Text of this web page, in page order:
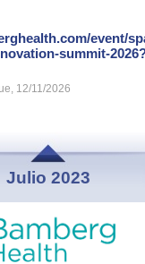
event/
summit-
12/11/2026
Julio 2023